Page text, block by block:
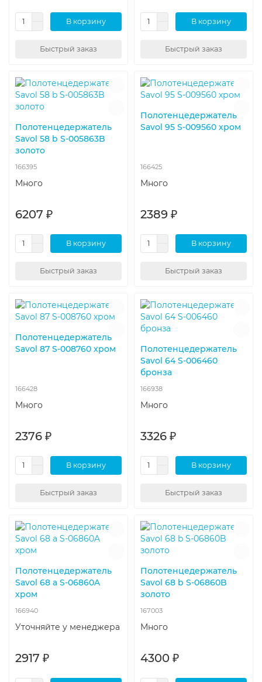
В корзину
Быстрый заказ
В корзину
Быстрый заказ
Полотенцедержатель
Savol 58 b S-005863B
золото
166395
Много
6207 ₽
В корзину
Быстрый заказ
Полотенцедержатель
Savol 95 S-009560 хром
166425
Много
2389 ₽
В корзину
Быстрый заказ
Полотенцедержатель
Savol 87 S-008760 хром
166428
Много
2376 ₽
В корзину
Быстрый заказ
Полотенцедержатель
Savol 64 S-006460
бронза
166938
Много
3326 ₽
В корзину
Быстрый заказ
Полотенцедержатель
Savol 68 а S-06860A
хром
166940
Уточняйте у менеджера
2917 ₽
Полотенцедержатель
Savol 68 b S-06860B
золото
167003
Много
4300 ₽